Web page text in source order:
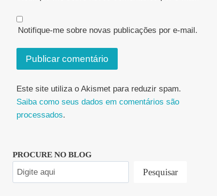
Notifique-me sobre novas publicações por e-mail.
Este site utiliza o Akismet para reduzir spam.
Saiba como seus dados em comentários são
processados.
PROCURE NO BLOG
Pesquisar